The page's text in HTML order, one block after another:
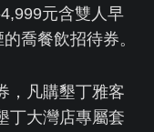
元含雙人早
喬餐飲招待券。
，凡購墾丁雅客
丁大灣店專屬套